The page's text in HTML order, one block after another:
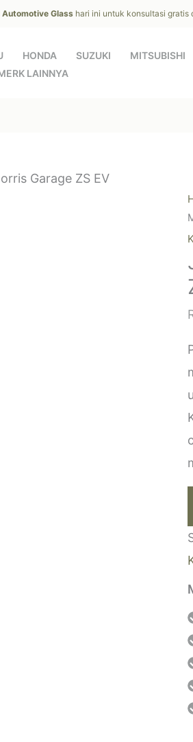
Automotive Glass hari ini untuk konsultasi gratis
HONDA SUZUKI MITSUBISHI
LAINNYA
Garage ZS EV